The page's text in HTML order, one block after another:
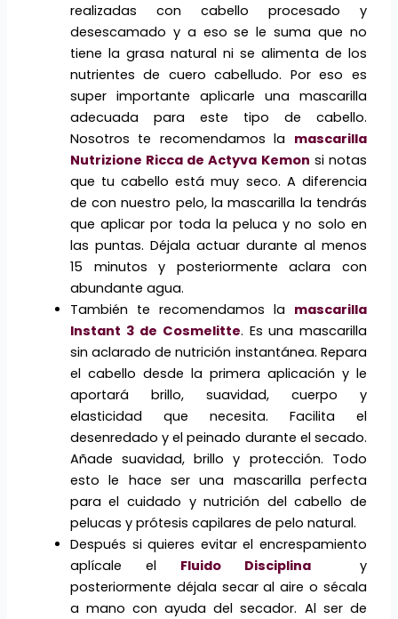
realizadas con cabello procesado y
desescamado y a eso se le suma que no
tiene la grasa natural ni se alimenta de los
nutrientes de cuero cabelludo. Por eso es
super importante aplicarle una mascarilla
adecuada para este tipo de cabello.
Nosotros te recomendamos la mascarilla
Nutrizione Ricca de Actyva Kemon si notas
que tu cabello está muy seco. A diferencia
de con nuestro pelo, la mascarilla la tendrás
que aplicar por toda la peluca y no solo en
las puntas. Déjala actuar durante al menos
15 minutos y posteriormente aclara con
abundante agua.
También te recomendamos la mascarilla
Instant 3 de Cosmelitte. Es una mascarilla
sin aclarado de nutrición instantánea. Repara
el cabello desde la primera aplicación y le
aportará brillo, suavidad, cuerpo y
elasticidad que necesita. Facilita el
desenredado y el peinado durante el secado.
Añade suavidad, brillo y protección. Todo
esto le hace ser una mascarilla perfecta
para el cuidado y nutrición del cabello de
pelucas y prótesis capilares de pelo natural.
Después si quieres evitar el encrespamiento
aplícale el Fluido Disciplina y
posteriormente déjala secar al aire o sécala
a mano con ayuda del secador. Al ser de